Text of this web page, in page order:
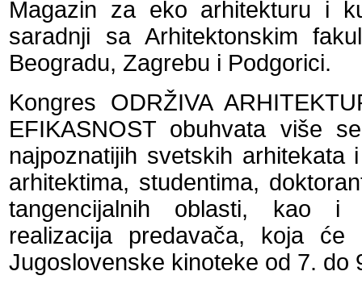
Magazin za eko arhitekturu i
saradnji sa Arhitektonskim
Beogradu, Zagrebu i Podgorici.
Kongres ODRŽIVA
EFIKASNOST obuhvata više
najpoznatijih svetskih arhitekata
arhitektima, studentima,
tangencijalnih oblasti, kao i
realizacija predavača, koja
Jugoslovenske kinoteke od 7. do